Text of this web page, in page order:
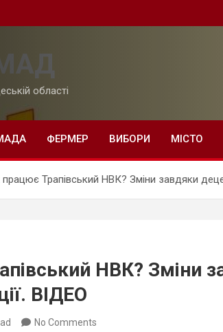
області
ФЕРМЕР ВИБОРИ МІСТО
Трапівський НВК? Зміни завдяки
НВК? Зміни
ВІДЕО
No Comments